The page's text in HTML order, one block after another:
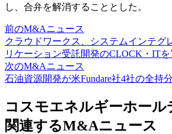
し、合弁を解消することとした。
前のM&Aニュース
クラウドワークス、システムインテグ
リケーション受託開発のCLOCK・IT
次のM&Aニュース
石油資源開発が米Fundare社4社の全持
コスモエネルギーホール
関連するM&Aニュース